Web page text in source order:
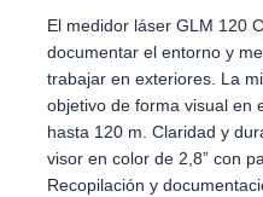
El medidor láser GLM 120
documentar el entorno y
trabajar en exteriores. La
objetivo de forma visual en
hasta 120 m. Claridad y
visor en color de 2,8” con
Recopilación y